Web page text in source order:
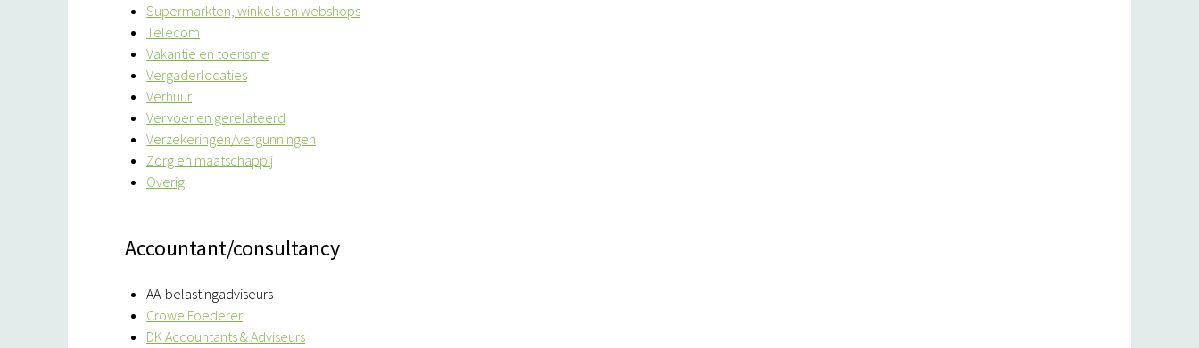
Supermarkten, winkels en webshops
Telecom
Vakantie en toerisme
Vergaderlocaties
Verhuur
Vervoer en gerelateerd
Verzekeringen/vergunningen
Zorg en maatschappij
Overig
Accountant/consultancy
AA-belastingadviseurs
Crowe Foederer
DK Accountants & Adviseurs